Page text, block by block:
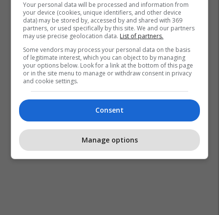
Your personal data will be processed and information from
your device (cookies, unique identifiers, and other device
data) may be stored by, accessed by and shared with 369
partners, or used specifically by this site. We and our partners
may use precise geolocation data. List of partners.
Some vendors may process your personal data on the basis
of legitimate interest, which you can object to by managing
your options below. Look for a link at the bottom of this page
or in the site menu to manage or withdraw consent in privacy
and cookie settings.
Consent
Manage options